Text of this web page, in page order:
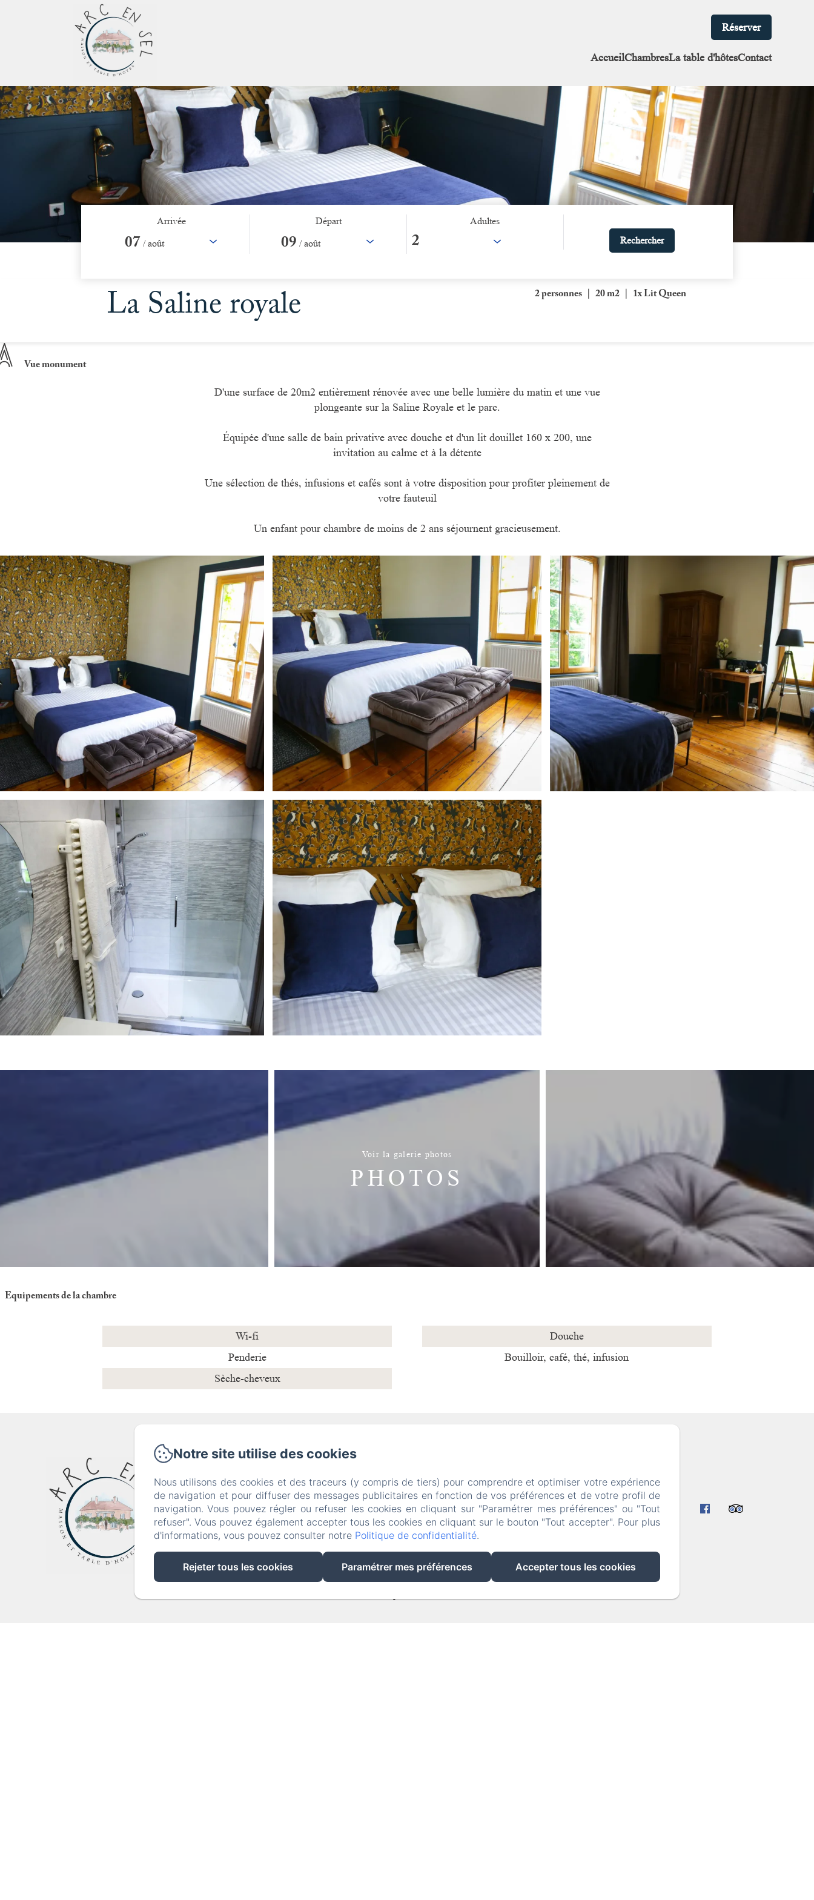
Réserver
AccueilChambresLa table d'hôtesContact
Arrivée
07 / août
Départ
09 / août
Adultes
Rechercher
La Saline royale 2 personnes 20 m2 1x Lit Queen
Vue monument
D'une surface de 20m2 entièrement rénovée avec une belle lumière du matin et une vue
plongeante sur la Saline Royale et le parc.
Équipée d'une salle de bain privative avec douche et d'un lit douillet 160 x 200, une
invitation au calme et à la détente
Une sélection de thés, infusions et cafés sont à votre disposition pour profiter pleinement de
votre fauteuil
Un enfant pour chambre de moins de 2 ans séjournent gracieusement.
Voir la galerie photos
PHOTOS
Equipements de la chambre
Wi-fi
Penderie
Sèche-cheveux
Douche
Bouilloir, café, thé, infusion
36 Grande Rue, Arc et Senans
arcensel.maisondhotes@gmail.com
Accueil
Les chambres Repas Contact
Politique de confidentialité
Informations légales
Informations sur les cookies
EN FR ES DE
Notre site utilise des cookies
Nous utilisons des cookies et des traceurs (y compris de tiers) pour comprendre et optimiser votre expérience
de navigation et pour diffuser des messages publicitaires en fonction de vos préférences et de votre profil de
navigation. Vous pouvez régler ou refuser les cookies en cliquant sur "Paramétrer mes préférences" ou "Tout
refuser". Vous pouvez également accepter tous les cookies en cliquant sur le bouton "Tout accepter". Pour plus
d'informations, vous pouvez consulter notre Politique de confidentialité.
Rejeter tous les cookies Paramétrer mes préférences Accepter tous les cookies